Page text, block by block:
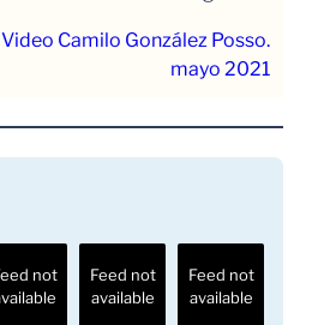
Camilo González Posso.
mayo 2021
not
Feed not
available
Feed not
available